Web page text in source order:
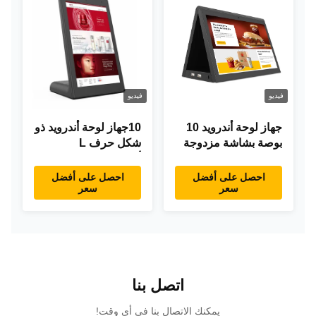
فيديو
جهاز لوحة أندرويد 10
بوصة بشاشة مزدوجة
POE إعلانات جهاز
كمبيوتر لوحي
احصل على أفضل
سعر
فيديو
10جهاز لوحة أندرويد ذو
شكل حرف L
جهاز لوحة IPS جهاز
لوحة لمس للمطعم
احصل على أفضل
سعر
اتصل بنا
يمكنك الاتصال بنا في أي وقت!